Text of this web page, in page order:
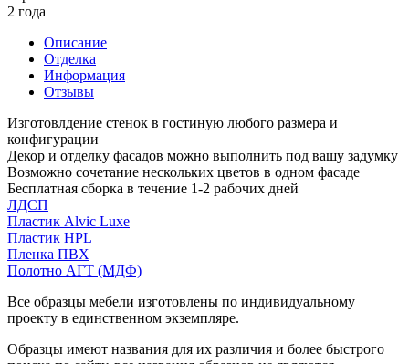
2 года
Описание
Отделка
Информация
Отзывы
Изготовлдение стенок в гостиную любого размера и
конфигурации
Декор и отделку фасадов можно выполнить под вашу задумку
Возможно сочетание нескольких цветов в одном фасаде
Бесплатная сборка в течение 1-2 рабочих дней
ЛДСП
Пластик Alvic Luxe
Пластик HPL
Пленка ПВХ
Полотно АГТ (МДФ)
Все образцы мебели изготовлены по индивидуальному
проекту в единственном экземпляре.
Образцы имеют названия для их различия и более быстрого